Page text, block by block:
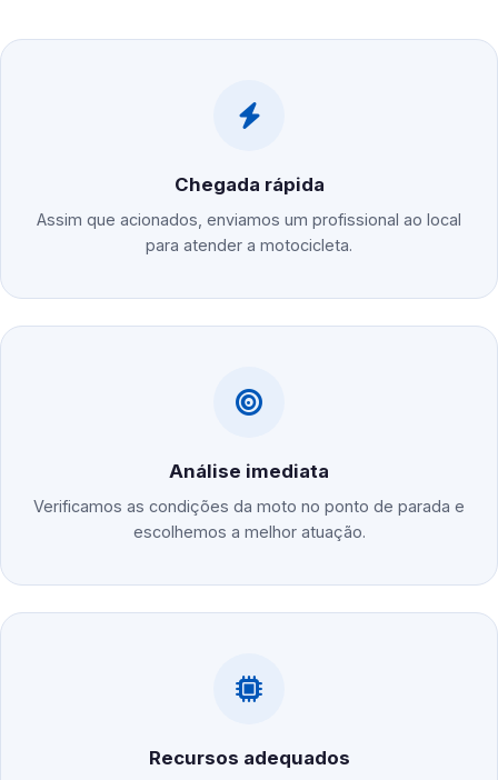
Chegada rápida
Assim que acionados, enviamos um profissional ao local
para atender a motocicleta.
Análise imediata
Verificamos as condições da moto no ponto de parada e
escolhemos a melhor atuação.
Recursos adequados